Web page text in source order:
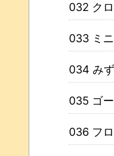
032 クロ
033 ミニ
034 みず
035 ゴ
036 フ